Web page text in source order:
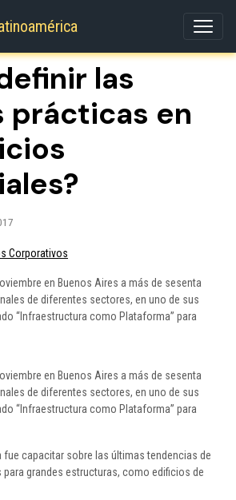
las
prácticas en
Corporativos
en Buenos Aires a más de sesenta
de diferentes sectores, en uno de sus
“Infraestructura como Plataforma” para
en Buenos Aires a más de sesenta
de diferentes sectores, en uno de sus
“Infraestructura como Plataforma” para
fue capacitar sobre las últimas tendencias de
grandes estructuras, como edificios de